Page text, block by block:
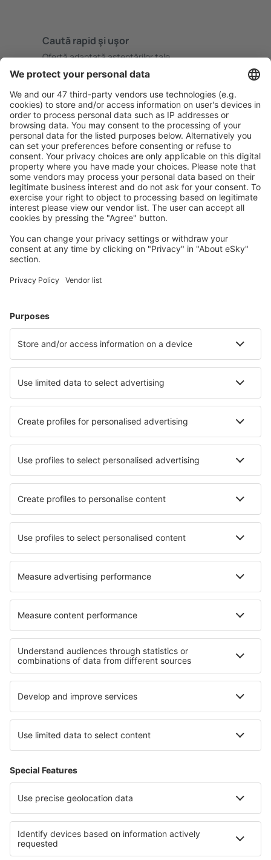
Caută rapid şi uşor
Ofertă adaptată aşteptărilor tale.
Planifică ȋn siguranţă
Rezervare fără griji cu opțiune gratuită de anulare.
Economiseşte mai mult
Prețuri atractive și oferte speciale pentru utilizatorii
conectați.
Cazarea preferată
Alege din peste 1,3 mil. de opţiuni: hoteluri, cabane,
Cele mai căutate hoteluri de către utilizatorii eSky
Hoteluri în Barcelona
Hoteluri în Marbella Hoteluri în Madrid
Hoteluri în Peniscola Hoteluri în Manilva
Hoteluri în Costa Teguise Hoteluri în Candelaria
Cele mai bune hoteluri - orașe
Hoteluri în Scaly Mountain Hoteluri în Breaux Bridge
Hoteluri în Montoire-sur-Le-Loir Hoteluri în Brasschaat
Hoteluri în Gemla Hoteluri Golya Hoteluri în Lierna
Cele mai bune hoteluri - regiuni
Hoteluri in Costa Tropical Hoteluri in Costa del Maresme
Hoteluri in Țara Bascilor Hoteluri in Galicia
Hoteluri in Costa Calida
Hoteluri în Aruba Hoteluri in Regiunea Burgas